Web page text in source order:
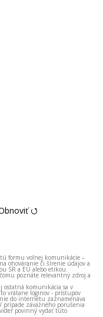
⭯
formu voľnej komunikácie –
ohováranie či šírenie údajov a
SR a EÚ alebo etikou.
poznáte relevantný zdroj a
komunikácia sa v
vrátane loginov - prístupov
do internetu zaznamenáva
prípade závažného porušenia
povinný vydať túto